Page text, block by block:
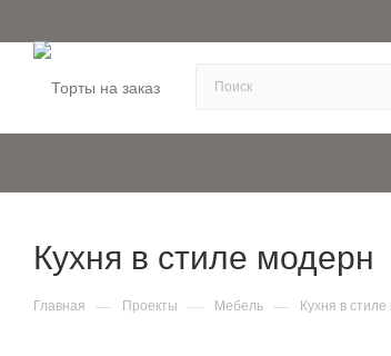
Кухня в стиле модерн
Главная — Проекты — Мебель — Кухня в